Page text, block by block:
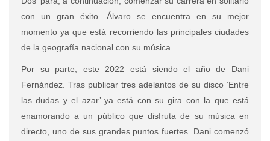
con un gran éxito. Álvaro se encuentra en su mejor
momento ya que está recorriendo las principales ciudades
de la geografía nacional con su música.
Por su parte, este 2022 está siendo el año de Dani
Fernández. Tras publicar tres adelantos de su disco ‘Entre
las dudas y el azar’ ya está con su gira con la que está
enamorando a un público que disfruta de su música en
directo, uno de sus grandes puntos fuertes. Dani comenzó